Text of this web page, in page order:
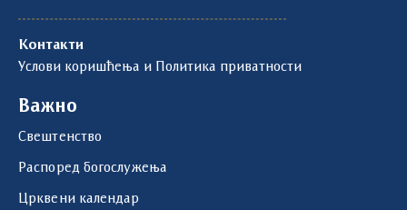
Контакти
Услови коришћења и Политика приватности
Важно
Свештенство
Распоред богослужења
Црквени календар